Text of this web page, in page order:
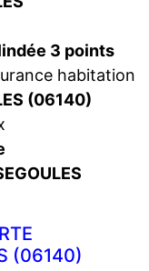
3 points
habitation
(06140)
(06140)